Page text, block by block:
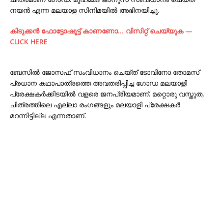
നയൻ എന്ന മലയാള സിനിമയിൽ അഭിനയിച്ചു.
കിടുക്കന്‍ ഫോട്ടോഷൂട്ട്‌ കാണണോ… വിസിറ്റ് ചെയ്യുക —
CLICK HERE
ബേസിൽ ജോസഫ് സംവിധാനം ചെയ്ത് ടോവിനോ തോമസ്
പ്രധാന കഥാപാത്രത്തെ അവതരിപ്പിച്ച ഗോഡ മലയാളി
പ്രേക്ഷകർക്കിടയിൽ വളരെ ജനപ്രിയമാണ്. മറ്റൊരു വസ്തുത,
ചിത്രത്തിലെ എല്ലാ രംഗങ്ങളും മലയാളി പ്രേക്ഷകർ
മറന്നിട്ടില്ല എന്നതാണ്.